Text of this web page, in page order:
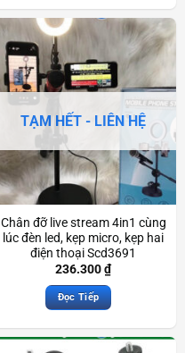
TẠM HẾT - LIÊN HỆ
Chân đỡ live stream 4in1 cùng
lúc đèn led, kẹp micro, kẹp hai
điện thoại Scd3691
236.300₫
Đọc Tiếp